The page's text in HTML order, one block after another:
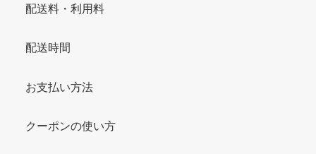
配送料・利用料
配送時間
お支払い方法
クーポンの使い方